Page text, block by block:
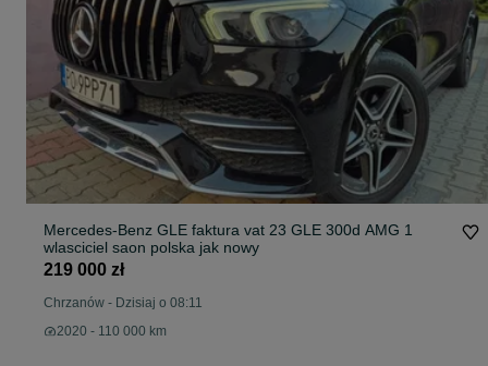
Mercedes-Benz GLE faktura vat 23 GLE 300d AMG 1
wlasciciel saon polska jak nowy
219 000 zł
Chrzanów - Dzisiaj o 08:11
2020 - 110 000 km